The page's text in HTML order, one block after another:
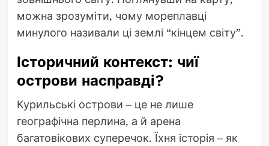
можна зрозуміти, чому мореплавці
минулого називали ці землі “кінцем світу”.
Історичний контекст: чиї
острови насправді?
Курильські острови – це не лише
географічна перлина, а й арена
багатовікових суперечок. Їхня історія – як